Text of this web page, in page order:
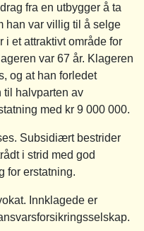
fra en utbygger å ta
han var villig til å selge
et attraktivt område for
var 67 år. Klageren
og at han forledet
til halvparten av
med kr 9 000 000.
Subsidiært bestrider
i strid med god
for erstatning.
Innklagede er